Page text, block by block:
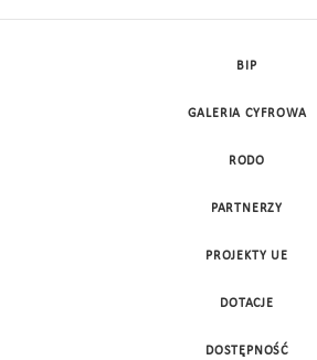
BIP
GALERIA CYFROWA
RODO
PARTNERZY
PROJEKTY UE
DOTACJE
DOSTĘPNOŚĆ